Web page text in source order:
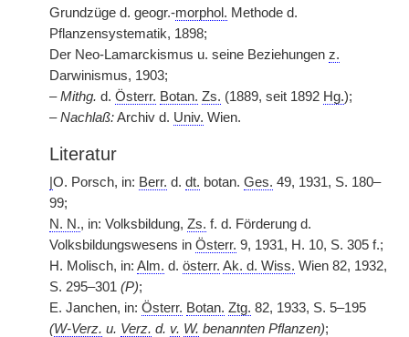
Grundzüge d. geogr.-morphol. Methode d.
Pflanzensystematik, 1898;
Der Neo-Lamarckismus u. seine Beziehungen z.
Darwinismus, 1903;
–Mithg. d. Österr. Botan. Zs. (1889, seit 1892 Hg.);
–Nachlaß:Archiv d. Univ. Wien.
Literatur
O. Porsch, in: Berr. d. dt. botan. Ges. 49, 1931, S. 180–
99;
N. N., in: Volksbildung, Zs. f. d. Förderung d.
Volksbildungswesens in Österr. 9, 1931, H. 10, S. 305 f.;
H. Molisch, in: Alm. d. österr. Ak. d. Wiss. Wien 82, 1932,
S. 295–301 (P);
E. Janchen, in: Österr. Botan. Ztg. 82, 1933, S. 5–195
(W-Verz. u. Verz. d. v. W. benannten Pflanzen);